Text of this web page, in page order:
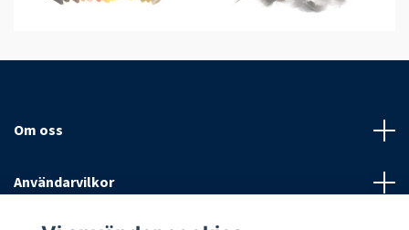
Om oss
Användarvilkor